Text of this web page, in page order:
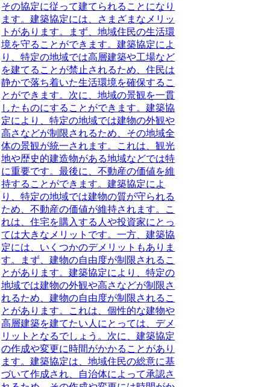
その協定に従って建てられることになり
ます。建築協定には、さまざまなメリッ
トがあります。まず、地域住民の生活環
境を守ることができます。建築協定によ
り、特定の地域では高層建築や工場など
を建てることが禁止されるため、住民は
静かで落ち着いた生活環境を確保するこ
とができます。次に、地域の景観を一貫
したものにすることができます。建築協
定により、特定の地域では建物の外観や
高さなどが制限されるため、その地域全
体の景観が統一されます。これは、観光
地や歴史的建造物がある地域などでは特
に重要です。最後に、不動産の価値を維
持することができます。建築協定によ
り、特定の地域では建物の質が守られる
ため、不動産の価値が維持されます。こ
れは、住宅を購入する人や投資家にとっ
ては大きなメリットです。一方、建築協
定には、いくつかのデメリットもありま
す。まず、建物の自由度が制限されるこ
とがあります。建築協定により、特定の
地域では建物の外観や高さなどが制限さ
れるため、建物の自由度が制限されるこ
とがあります。これは、個性的な建物や
高層建築を建てたい人にとっては、デメ
リットとなるでしょう。次に、建築協定
の作成や変更に時間がかかることがあり
ます。建築協定は、地域住民の総意に基
づいて作成され、自治体によって承認さ